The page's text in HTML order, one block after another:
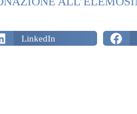
LinkedIn